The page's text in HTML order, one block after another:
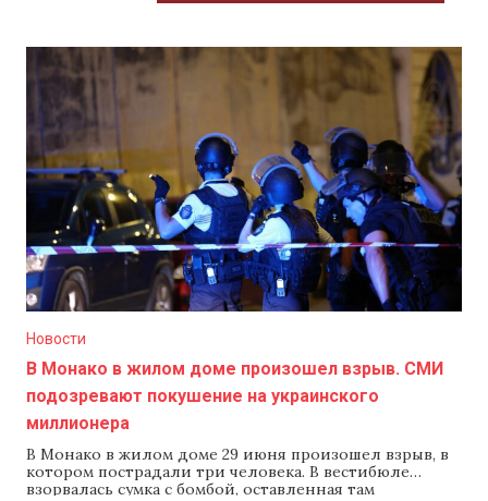
Новости
В Монако в жилом доме произошел взрыв. СМИ
подозревают покушение на украинского
миллионера
В Монако в жилом доме 29 июня произошел взрыв, в
котором пострадали три человека. В вестибюле
взорвалась сумка с бомбой, оставленная там